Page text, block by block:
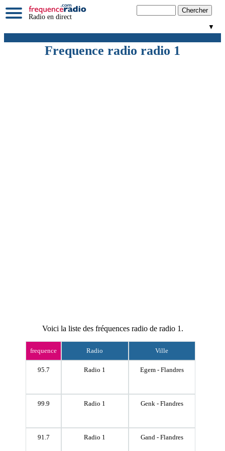
Radio en direct
▼
Frequence radio radio 1
Voici la liste des fréquences radio de radio 1.
frequence Radio Ville
95.7 Radio 1 Egem - Flandres
99.9 Radio 1 Genk - Flandres
91.7 Radio 1 Gand - Flandres